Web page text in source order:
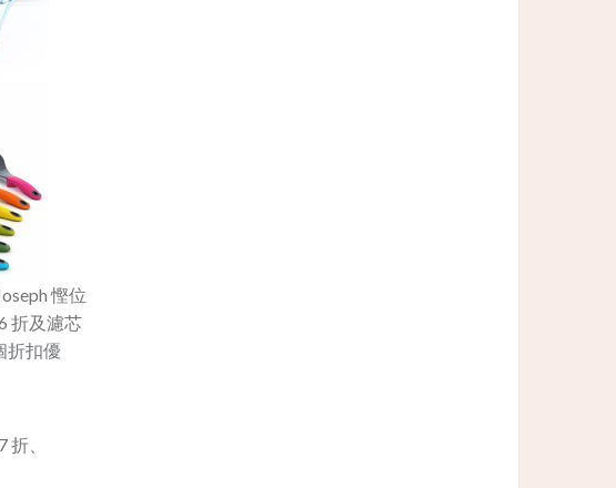
慳位
折及濾芯
折扣優
、